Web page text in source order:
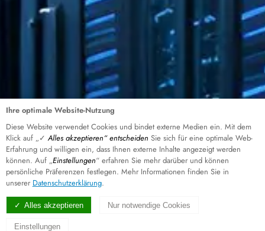
Ihre optimale Website-Nutzung
Diese Website verwendet Cookies und bindet externe Medien ein. Mit dem
Klick auf „✓ Alles akzeptieren“ entscheiden Sie sich für eine optimale Web-
Erfahrung und willigen ein, dass Ihnen externe Inhalte angezeigt werden
können. Auf „Einstellungen“ erfahren Sie mehr darüber und können
persönliche Präferenzen festlegen. Mehr Informationen finden Sie in
unserer Datenschutzerklärung.
Alles akzeptieren Nur notwendige Cookies
Einstellungen